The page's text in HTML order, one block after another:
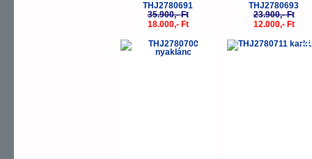
THJ2780691
35.900,- Ft
18.000,- Ft
THJ2780693
23.900,- Ft
12.000,- Ft
-40% -